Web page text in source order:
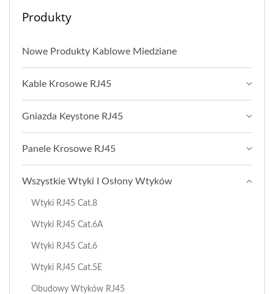
Produkty
Nowe Produkty Kablowe Miedziane
Kable Krosowe RJ45
Gniazda Keystone RJ45
Panele Krosowe RJ45
Wszystkie Wtyki I Osłony Wtyków
Wtyki RJ45 Cat.8
Wtyki RJ45 Cat.6A
Wtyki RJ45 Cat.6
Wtyki RJ45 Cat.5E
Obudowy Wtyków RJ45